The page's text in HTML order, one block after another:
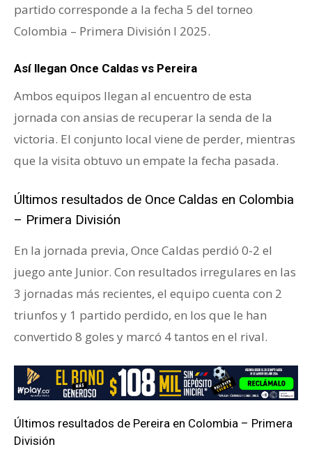
partido corresponde a la fecha 5 del torneo
Colombia – Primera División I 2025.
Así llegan Once Caldas vs Pereira
Ambos equipos llegan al encuentro de esta
jornada con ansias de recuperar la senda de la
victoria. El conjunto local viene de perder, mientras
que la visita obtuvo un empate la fecha pasada.
Últimos resultados de Once Caldas en Colombia
– Primera División
En la jornada previa, Once Caldas perdió 0-2 el
juego ante Junior. Con resultados irregulares en las
3 jornadas más recientes, el equipo cuenta con 2
triunfos y 1 partido perdido, en los que le han
convertido 8 goles y marcó 4 tantos en el rival.
Últimos resultados de Pereira en Colombia – Primera
División